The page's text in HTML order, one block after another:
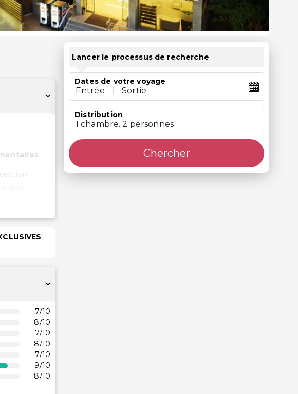
7/10
8/10
7/10
8/10
7/10
9/10
8/10
Lancer le processus de recherche
Dates de votre voyage
Entrée Sortie
Distribution
1 chambre. 2 personnes
Chercher